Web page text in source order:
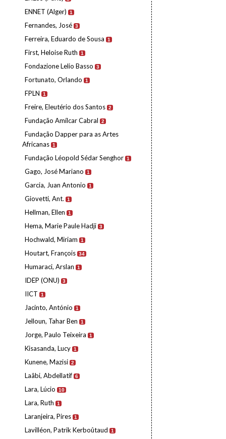
ENNET (Alger) 1
Fernandes, José 3
Ferreira, Eduardo de Sousa 1
First, Heloise Ruth 1
Fondazione Lelio Basso 3
Fortunato, Orlando 1
FPLN 1
Freire, Eleutério dos Santos 2
Fundação Amílcar Cabral 2
Fundação Dapper para as Artes
Africanas 1
Fundação Léopold Sédar Senghor 1
Gago, José Mariano 1
Garcia, Juan Antonio 1
Giovetti, Ant. 1
Hellman, Ellen 1
Hema, Marie Paule Hadji 3
Hochwald, Miriam 1
Houtart, François 34
Humaraci, Arslan 1
IDEP (ONU) 3
IICT 1
Jacinto, António 1
Jelloun, Tahar Ben 1
Jorge, Paulo Teixeira 1
Kisasanda, Lucy 1
Kunene, Mazisi 2
Laâbi, Abdellatif 6
Lara, Lúcio 10
Lara, Ruth 1
Laranjeira, Pires 1
Lavilléon, Patrik Kerboûtaud 1